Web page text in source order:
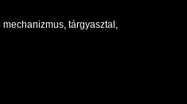
tárgyasztal,